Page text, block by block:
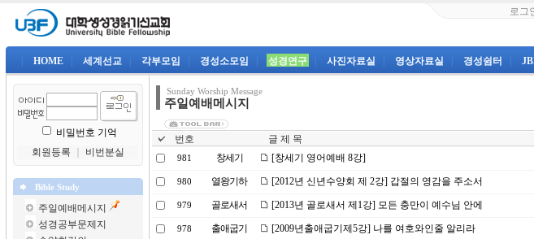
로그
HOME 세계선교 각부모임 경성소모임 성경연구 사진자료실 영상자료실 경성쉼터
비밀번호 기억
회원등록
비번분실
Bible Study
주일예배메시지
성경공부문제지
Sunday Worship Message
주일예배메시지
번호 글 제 목
981 창세기 [창세기 영어예배 8강]
980 열왕기하 [2012년 신년수양회 제 2강] 갑절의 영감을 주소서
979 골로새서 [2013년 골로새서 제1강] 모든 충만이 예수님 안에
978 출애굽기 [2009년출애굽기제5강] 나를 여호와인줄 알리라